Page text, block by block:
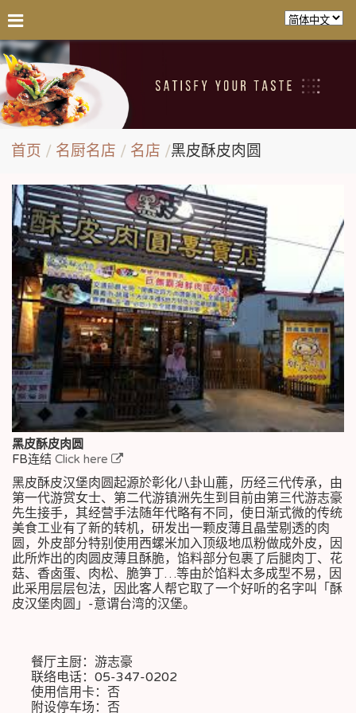
首页 名厨名店 名店 黑皮酥皮肉圆
黑皮酥皮肉圆
FB连结 Click here
黑皮酥皮汉堡肉圆起源於彰化八卦山蔍，历经三代传承，由
第一代游赏女士、第二代游镇洲先生到目前由第三代游志豪
先生接手，其经营手法随年代略有不同，使日渐式微的传统
美食工业有了新的转机，研发出一颗皮薄且晶莹剔透的肉
圆，外皮部分特别使用西螺米加入顶级地瓜粉做成外皮，因
此所炸出的肉圆皮薄且酥脆，馅料部分包裹了后腿肉丁、花
菇、香卤蛋、肉松、脆笋丁…等由於馅料太多成型不易，因
此采用层层包法，因此客人帮它取了一个好听的名字叫「酥
皮汉堡肉圆」-意谓台湾的汉堡。
餐厅主厨：游志豪
联络电话：05-347-0202
使用信用卡：否
附设停车场：否